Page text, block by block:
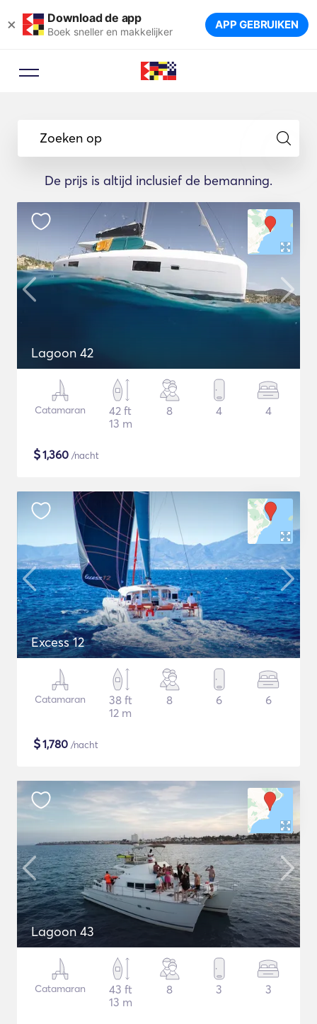
× Download de app
Boek sneller en makkelijker APP GEBRUIKEN
Zoeken op
De prijs is altijd inclusief de bemanning.
Lagoon 42
Catamaran
42 ft
13 m
8 4 4
$1,360 /nacht
Excess 12
Catamaran
38 ft
12 m
8 6 6
$1,780 /nacht
Lagoon 43
Catamaran
43 ft
13 m
8 3 3